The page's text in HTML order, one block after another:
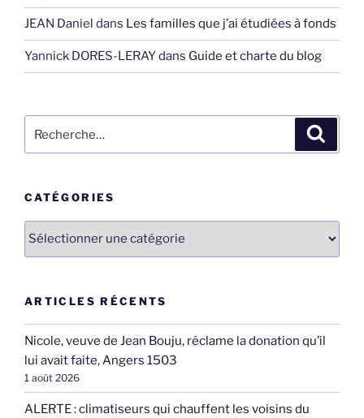
JEAN Daniel dans Les familles que j’ai étudiées à fonds
Yannick DORES-LERAYdans Guide et charte du blog
pour
CATÉGORIES
Catégories
ARTICLES RÉCENTS
Nicole, veuve de Jean Bouju, réclame la donation qu’il
lui avait faite, Angers 1503
1 août 2026
ALERTE : climatiseurs qui chauffent les voisins du